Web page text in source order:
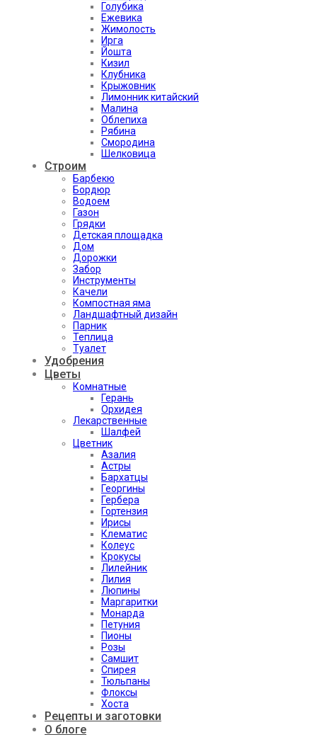
Голубика
Ежевика
Жимолость
Ирга
Йошта
Кизил
Клубника
Крыжовник
Лимонник китайский
Малина
Облепиха
Рябина
Смородина
Шелковица
Строим
Барбекю
Бордюр
Водоем
Газон
Грядки
Детская площадка
Дом
Дорожки
Забор
Инструменты
Качели
Компостная яма
Ландшафтный дизайн
Парник
Теплица
Туалет
Удобрения
Цветы
Комнатные
Герань
Орхидея
Лекарственные
Шалфей
Цветник
Азалия
Астры
Бархатцы
Георгины
Гербера
Гортензия
Ирисы
Клематис
Колеус
Крокусы
Лилейник
Лилия
Люпины
Маргаритки
Монарда
Петуния
Пионы
Розы
Самшит
Спирея
Тюльпаны
Флоксы
Хоста
Рецепты и заготовки
О блоге